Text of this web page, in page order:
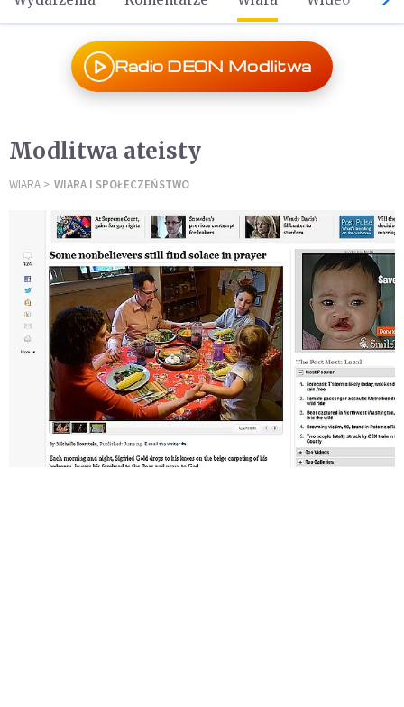
Radio DEON Modlitwa
Modlitwa ateisty
WIARA WIARA I SPOŁECZEŃSTWO